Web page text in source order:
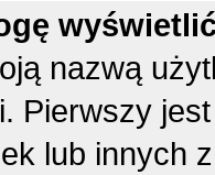
nazwą
Pierwszy
lub innych